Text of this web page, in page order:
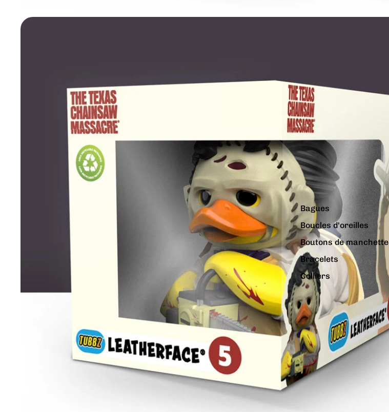
Bagues
Boucles d'oreilles
Boutons de manchette
Bracelets
Colliers
Charms
Pins
Tout voir...